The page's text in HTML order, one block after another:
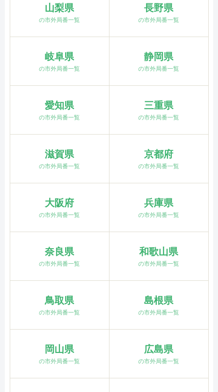
山梨県
の市外局番一覧
長野県
の市外局番一覧
岐阜県
の市外局番一覧
静岡県
の市外局番一覧
愛知県
の市外局番一覧
三重県
の市外局番一覧
滋賀県
の市外局番一覧
京都府
の市外局番一覧
大阪府
の市外局番一覧
兵庫県
の市外局番一覧
奈良県
の市外局番一覧
和歌山県
の市外局番一覧
鳥取県
の市外局番一覧
島根県
の市外局番一覧
岡山県
の市外局番一覧
広島県
の市外局番一覧